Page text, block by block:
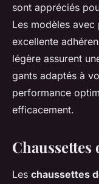
sont appréciés
Les modèles
excellente
légère assurent
gants adaptés à
performance
efficacement.
Chaussettes
Les chaussettes